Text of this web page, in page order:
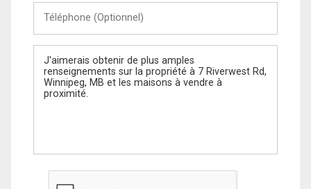
(Optionnel)
Message